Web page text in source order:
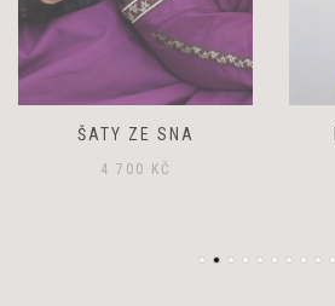
ŠATY ZE SNA
4 700 KČ